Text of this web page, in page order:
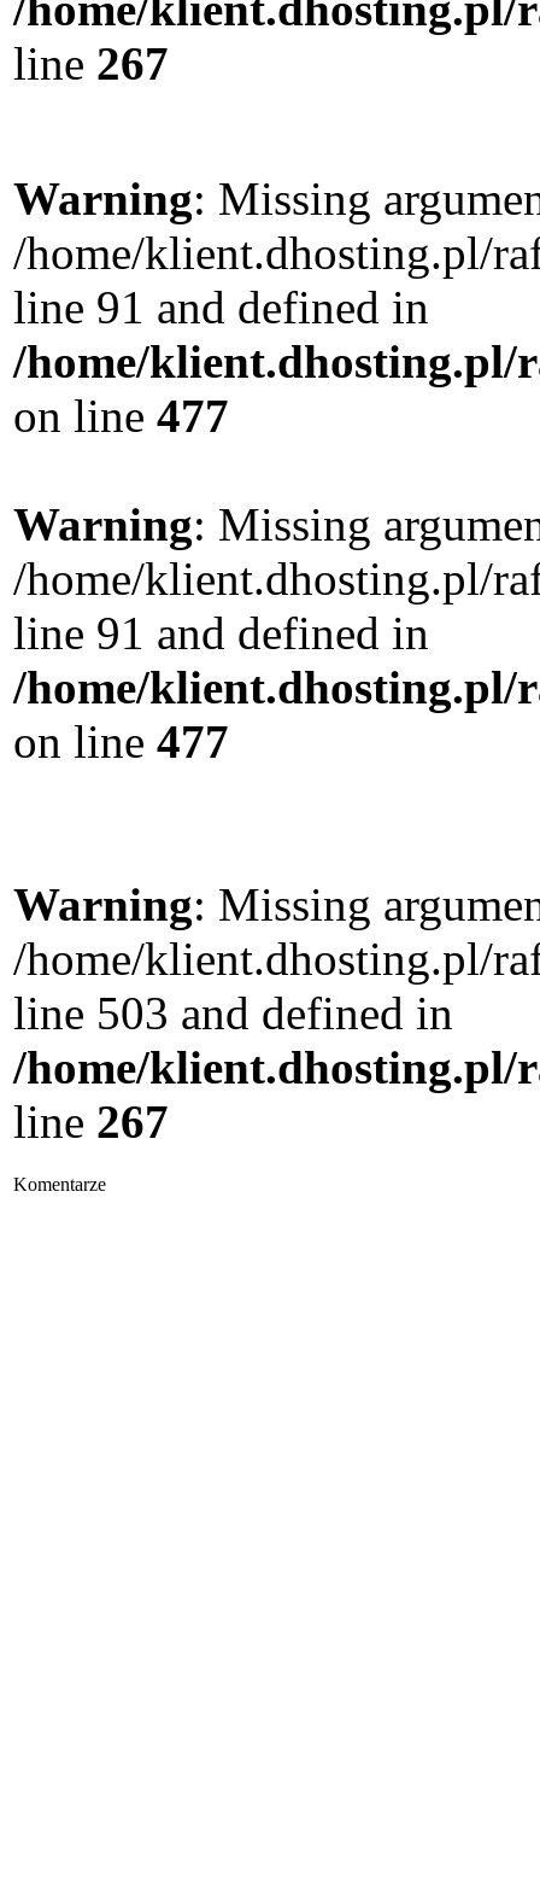
line 267
Warning: Missing
/home/klient.dhosting.pl/
line 91 and defined in
/home/klient.dhosting.pl/
on line 477
Warning: Missing
/home/klient.dhosting.pl/
line 91 and defined in
/home/klient.dhosting.pl/
on line 477
Warning: Missing
/home/klient.dhosting.pl/
line 503 and defined in
/home/klient.dhosting.pl/
line 267
Komentarze